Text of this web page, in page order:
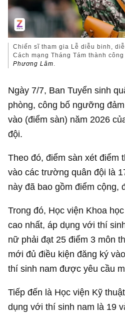
Chiến sĩ tham gia Lễ diễu binh,
Cách mạng Tháng Tám thành
Phương Lâm.
Ngày 7/7, Ban Tuyển sinh
phòng, công bố ngưỡng
vào (điểm sàn) năm 2026
đội.
Theo đó, điểm sàn xét điểm
vào các trường quân đội là
này đã bao gồm điểm cộng,
Trong đó, Học viện Khoa
cao nhất, áp dụng với thí
nữ phải đạt 25 điểm 3 môn
mới đủ điều kiện đăng ký
thí sinh nam được yêu cầu
Tiếp đến là Học viện Kỹ
dụng với thí sinh nam là 19